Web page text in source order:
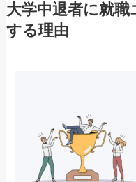
大学中退者に就
する理由